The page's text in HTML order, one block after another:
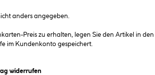
anders angegeben.
Preis zu erhalten, legen Sie den Artikel in
im Kundenkonto gespeichert.
ein Dialogfeld)
widerrufen